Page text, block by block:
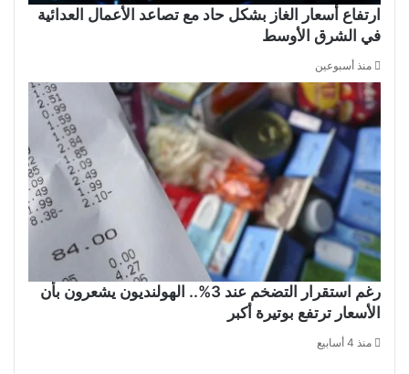
ارتفاع أسعار الغاز بشكل حاد مع تصاعد الأعمال العدائية
في الشرق الأوسط
منذ أسبوعين
رغم استقرار التضخم عند 3%.. الهولنديون يشعرون بأن
الأسعار ترتفع بوتيرة أكبر
منذ 4 أسابيع